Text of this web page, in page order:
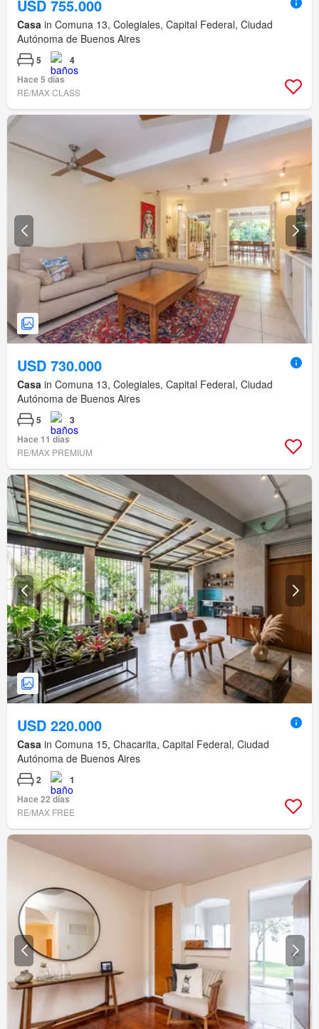
USD 755.000
Casa in Comuna 13, Colegiales, Capital Federal, Ciudad
Autónoma de Buenos Aires
5
4
Hace 5 días
RE/MAX CLASS
USD 730.000
Casa in Comuna 13, Colegiales, Capital Federal, Ciudad
Autónoma de Buenos Aires
5
3
Hace 11 días
RE/MAX PREMIUM
USD 220.000
Casa in Comuna 15, Chacarita, Capital Federal, Ciudad
Autónoma de Buenos Aires
2
1
Hace 22 días
RE/MAX FREE